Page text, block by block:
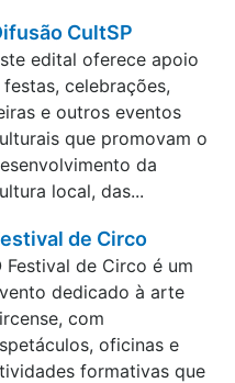
CultSP
edital oferece apoio
festas, celebrações,
e outros eventos
que promovam o
da
local, das...
de Circo
Festival de Circo é um
dedicado à arte
com
oficinas e
formativas que